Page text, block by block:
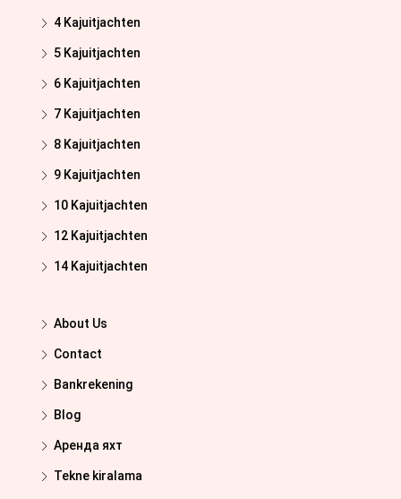
4 Kajuitjachten
5 Kajuitjachten
6 Kajuitjachten
7 Kajuitjachten
8 Kajuitjachten
9 Kajuitjachten
10 Kajuitjachten
12 Kajuitjachten
14 Kajuitjachten
About Us
Contact
Bankrekening
Blog
Аренда яхт
Tekne kiralama